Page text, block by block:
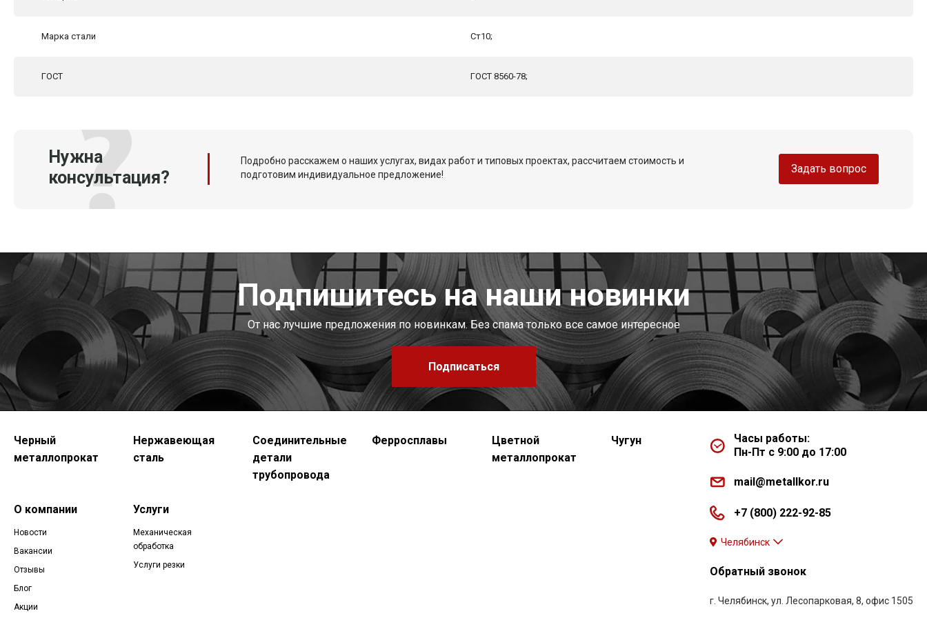
Марка стали Ст10;
ГОСТ ГОСТ 8560-78;
Нужна
консультация?
Подробно расскажем о наших услугах, видах работ и типовых проектах, рассчитаем стоимость и
подготовим индивидуальное предложение!
Задать вопрос
Подпишитесь на наши новинки
От нас лучшие предложения по новинкам. Без спама только все самое интересное
Подписаться
Черный
металлопрокат
Нержавеющая
сталь
Соединительные
детали
трубопровода
Ферросплавы
Цветной
металлопрокат
Чугун
О компании
Новости
Вакансии
Отзывы
Блог
Акции
Услуги
Механическая
обработка
Услуги резки
Часы работы:
Пн-Пт с 9:00 до 17:00
mail@metallkor.ru
+7 (800) 222-92-85
Челябинск
Обратный звонок
г. Челябинск, ул. Лесопарковая, 8, офис 1505